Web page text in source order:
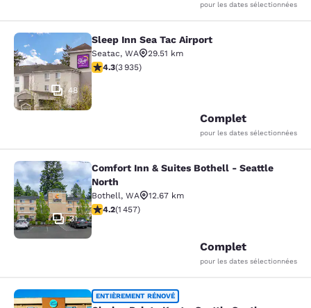
pour les dates sélectionnées
Sleep Inn Sea Tac Airport
48
Sleep Inn Sea Tac Airport
Seatac, WA
29.51 km
4.32 étoiles. Excellent. 3935 commentaires
4.3(3 935)
Complet
pour les dates sélectionnées
Comfort Inn & Suites Bothell -
31
Comfort Inn & Suites Bothell - Seattle
North
Bothell, WA
12.67 km
4.17 étoiles. Très Bien. 1457 commentaires
4.2(1 457)
Complet
pour les dates sélectionnées
Clarion Pointe Kent - Seattle South
ENTIÈREMENT RÉNOVÉ